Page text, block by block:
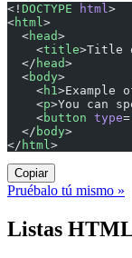
<! DOCTYPE html >
<html >
  <
head>
    <
title>Title
  </
head>
  <
body>
    <
h1 >Example
    <
p>You can
    <
button type=
  </
body>
</ html >
Copiar
Pruébalo tú mismo »
Listas